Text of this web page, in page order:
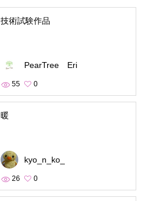
技術試験作品
PearTree Eri
55 0
暖
kyo_n_ko_
26 0